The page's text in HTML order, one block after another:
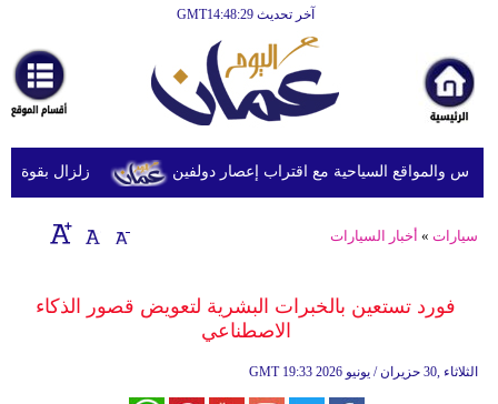
آخر تحديث GMT14:48:29
أخبارعاجلة
رياضة
ثقافة
إقتصاد
وموسيقى
زلزال بقوة 5.9 درجة يضرب جنوب الفلبين دون تسجيل ضحايا والمواقع السياحية مع اقتراب إعصار دولفين
سيارات » أخبار السيارات
فورد تستعين بالخبرات البشرية لتعويض قصور الذكاء
الاصطناعي
GMT 19:33 2026 الثلاثاء ,30 حزيران / يونيو